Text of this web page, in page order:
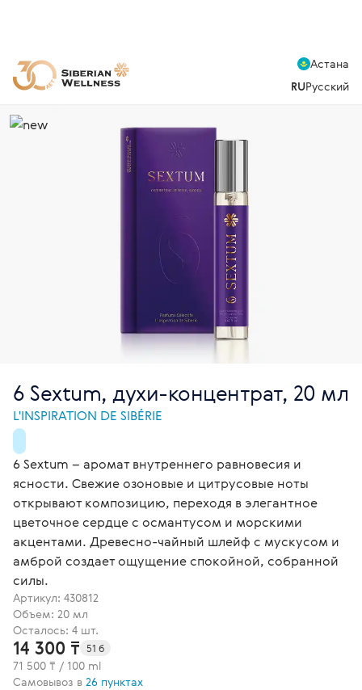
Астана
RUРусский
6 Sextum, духи-концентрат, 20 мл
L'INSPIRATION DE SIBÉRIE
6 Sextum – аромат внутреннего равновесия и
ясности. Свежие озоновые и цитрусовые ноты
открывают композицию, переходя в элегантное
цветочное сердце с османтусом и морскими
акцентами. Древесно-чайный шлейф с мускусом и
амброй создает ощущение спокойной, собранной
силы.
Артикул: 430812
Объем: 20 мл
Осталось: 4 шт.
14 300 ₸ 51 б
71 500 ₸ / 100 ml
Самовывоз в 26 пунктах